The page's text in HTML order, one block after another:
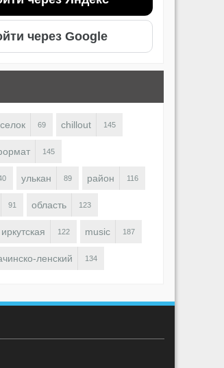
через Google
69 chillout 145
145
улькан 89 район 116
91 область 123
иркутская 122 music 187
ленский 134